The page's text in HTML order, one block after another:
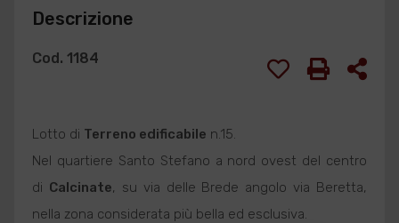
Descrizione
Cod. 1184
Lotto di Terreno edificabile n.15.
Nel quartiere Santo Stefano a nord ovest del centro
di Calcinate, su via delle Brede angolo via Beretta,
nella zona considerata più bella ed esclusiva.